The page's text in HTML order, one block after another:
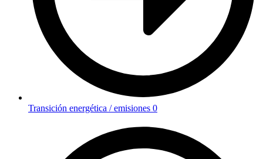
Transición energética / emisiones 0